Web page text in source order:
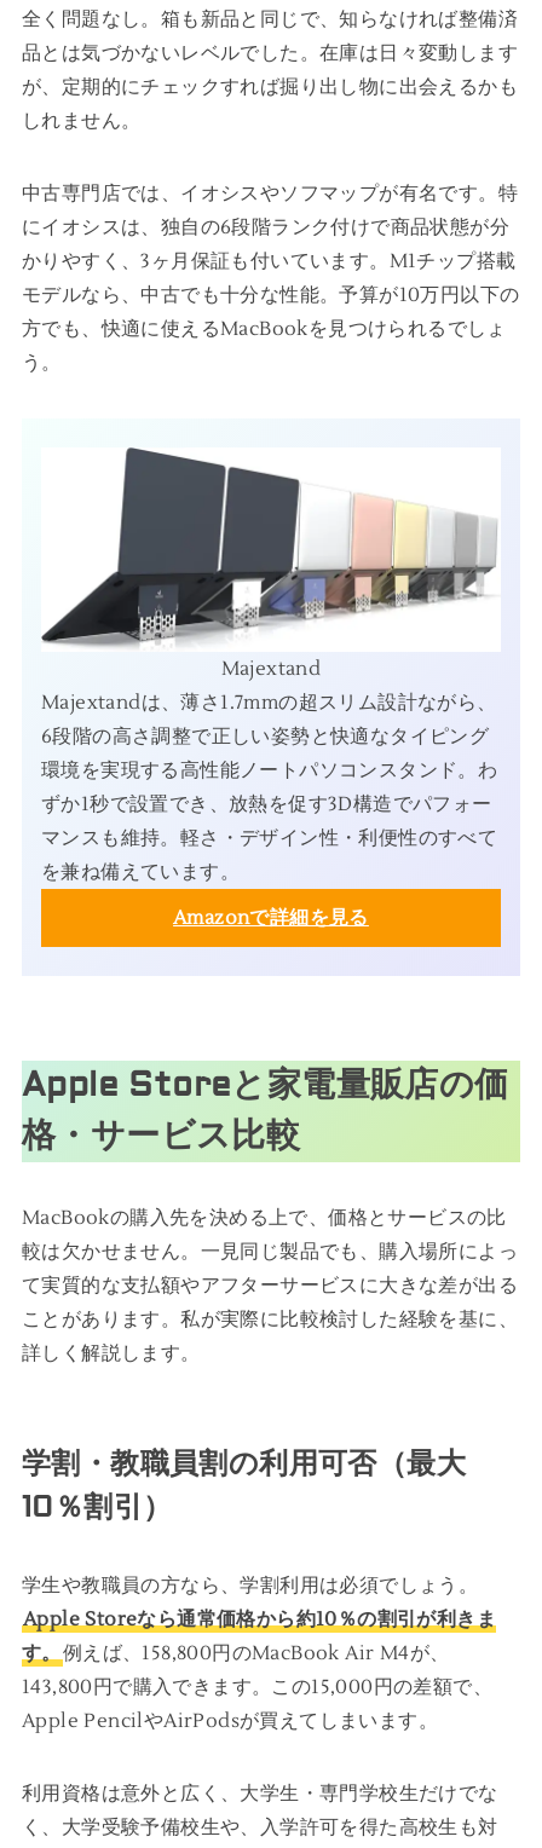
全く問題なし。箱も新品と同じで、知らなければ整備済
品とは気づかないレベルでした。在庫は日々変動します
が、定期的にチェックすれば掘り出し物に出会えるかも
しれません。
中古専門店では、イオシスやソフマップが有名です。特
にイオシスは、独自の6段階ランク付けで商品状態が分
かりやすく、3ヶ月保証も付いています。M1チップ搭載
モデルなら、中古でも十分な性能。予算が10万円以下の
方でも、快適に使えるMacBookを見つけられるでしょ
う。
Majextand
Majextandは、薄さ1.7mmの超スリム設計ながら、
6段階の高さ調整で正しい姿勢と快適なタイピング
環境を実現する高性能ノートパソコンスタンド。わ
ずか1秒で設置でき、放熱を促す3D構造でパフォー
マンスも維持。軽さ・デザイン性・利便性のすべて
を兼ね備えています。
Amazonで詳細を見る
Apple Storeと家電量販店の価
格・サービス比較
MacBookの購入先を決める上で、価格とサービスの比
較は欠かせません。一見同じ製品でも、購入場所によっ
て実質的な支払額やアフターサービスに大きな差が出る
ことがあります。私が実際に比較検討した経験を基に、
詳しく解説します。
学割・教職員割の利用可否（最大
10％割引）
学生や教職員の方なら、学割利用は必須でしょう。
Apple Storeなら通常価格から約10％の割引が利きま
す。例えば、158,800円のMacBook Air M4が、
143,800円で購入できます。この15,000円の差額で、
Apple PencilやAirPodsが買えてしまいます。
利用資格は意外と広く、大学生・専門学校生だけでな
く、大学受験予備校生や、入学許可を得た高校生も対